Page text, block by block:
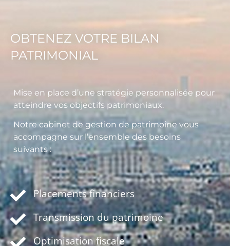
OBTENEZ VOTRE BILAN
PATRIMONIAL
Mise en place d’une stratégie personnalisée pour
atteindre vos objectifs patrimoniaux.
Notre cabinet de gestion de patrimoine vous
accompagne sur l’ensemble des besoins
suivants :
Placements financiers
Transmission du patrimoine
Optimisation fiscale